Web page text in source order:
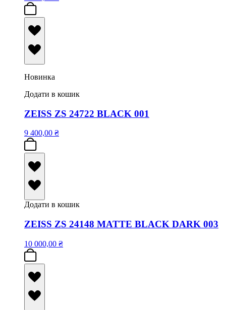
Новинка
Додати в кошик
ZEISS ZS 24722 BLACK 001
9 400,00 ₴
Додати в кошик
ZEISS ZS 24148 MATTE BLACK DARK 003
10 000,00 ₴